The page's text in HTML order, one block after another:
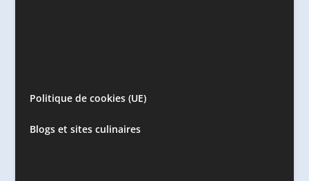
Politique de cookies (UE)
Blogs et sites culinaires